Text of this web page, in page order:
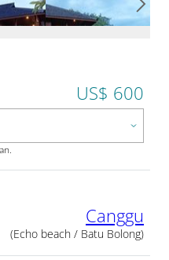
US$ 600
Canggu
(Echo beach / Batu Bolong)